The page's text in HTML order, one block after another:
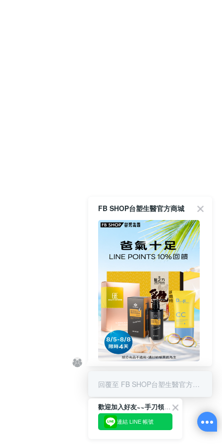
FB SHOP台塑生醫官方商城
回覆至 FB SHOP台塑生醫官方商城
歡迎加入好友~~手刀領優惠!
連結 LINE 帳號